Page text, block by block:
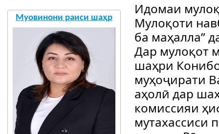
Муовинони раиси шаҳр
Идомаи
Мулоқоти
ба маҳалла”
Дар мулоқот
шаҳри
муҳоҷирати
аҳолӣ дар
комиссияи
мутахассиси